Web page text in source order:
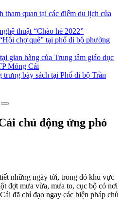
tham quan tại các điểm du lịch của
thuật “Chào hè 2022”
chợ quê” tại phố đi bộ phường
gian hàng của Trung tâm giáo dục
Móng Cái
bày sách tại Phố đi bộ Trần
chủ động ứng phó
những ngày tới, trong đó khu vực
đợt mưa vừa, mưa to, cục bộ có nơi
đã chỉ đạo ngay các biện pháp chủ